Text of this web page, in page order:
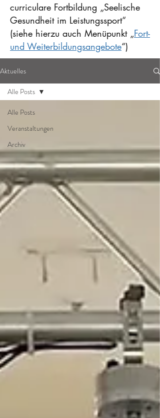
curriculare Fortbildung „Seelische
Gesundheit im Leistungssport“
(siehe hierzu auch Menüpunkt „Fort-
und Weiterbildungsangebote“)
Aktuelles
Alle Posts
Veranstaltungen
Archiv
Alle Posts